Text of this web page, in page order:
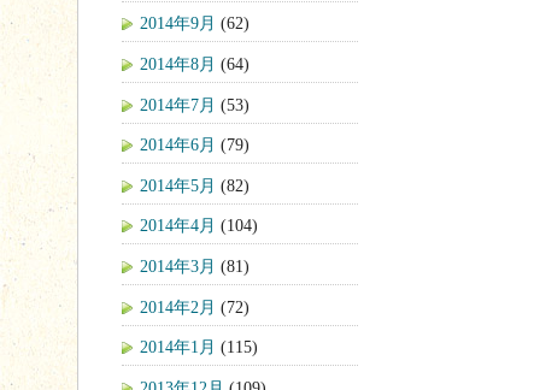
2014年9月 (62)
2014年8月 (64)
2014年7月 (53)
2014年6月 (79)
2014年5月 (82)
2014年4月 (104)
2014年3月 (81)
2014年2月 (72)
2014年1月 (115)